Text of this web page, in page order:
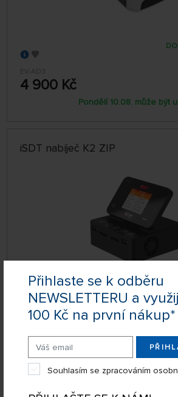
Přihlaste se k odběru
NEWSLETTERU a
100 Kč na první nákup*
Souhlasím se zpracováním
EV-AD3
4 900 Kč
Pondělí 10.08. může být
iSDT nabíječ K2 ZIP
3 593 Kč
Pondělí 10.08. na prodejně
Úterý 11.08. může být u